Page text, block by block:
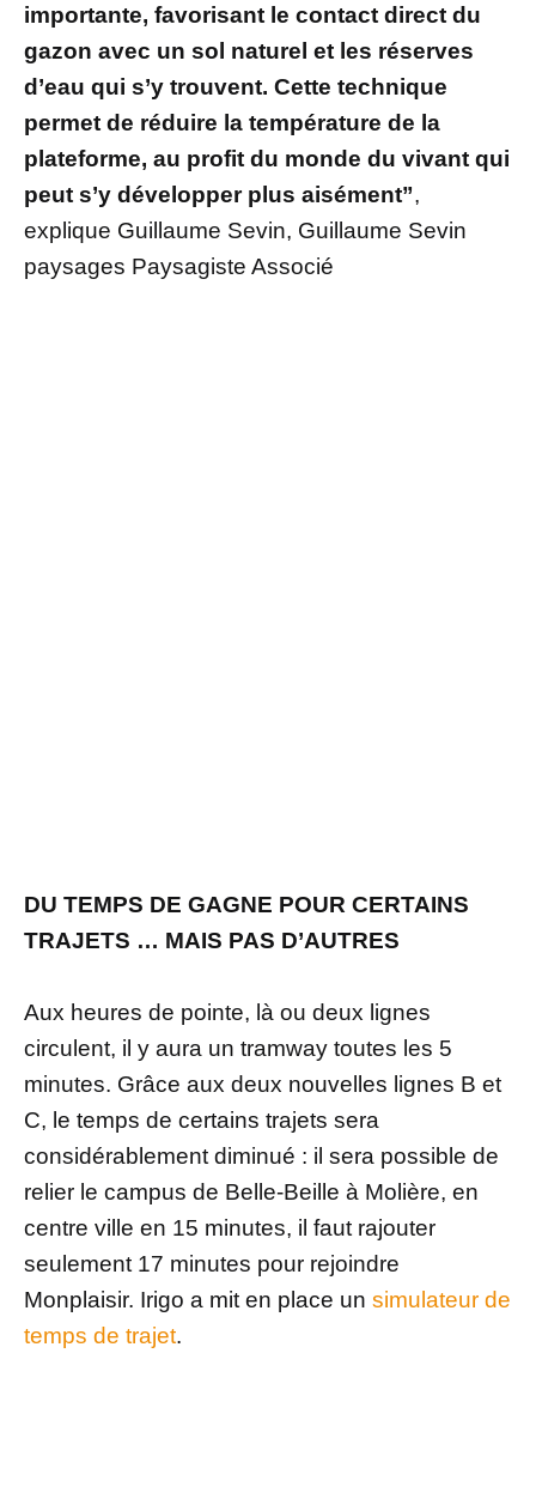
importante, favorisant le contact direct du
gazon avec un sol naturel et les réserves
d’eau qui s’y trouvent. Cette technique
permet de réduire la température de la
plateforme, au profit du monde du vivant qui
peut s’y développer plus aisément”,
explique Guillaume Sevin, Guillaume Sevin
paysages Paysagiste Associé
DU TEMPS DE GAGNE POUR CERTAINS
TRAJETS … MAIS PAS D’AUTRES
Aux heures de pointe, là ou deux lignes
circulent, il y aura un tramway toutes les 5
minutes. Grâce aux deux nouvelles lignes B et
C, le temps de certains trajets sera
considérablement diminué : il sera possible de
relier le campus de Belle-Beille à Molière, en
centre ville en 15 minutes, il faut rajouter
seulement 17 minutes pour rejoindre
Monplaisir. Irigo a mit en place un simulateur de
temps de trajet.